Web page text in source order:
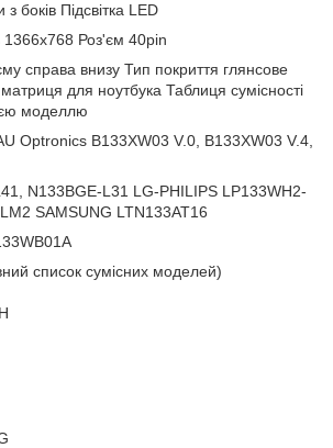
боків Підсвітка LED
1366х768 Роз'єм 40pin
справа внизу Тип покриття глянсове
для ноутбука Таблиця сумісності
моделлю
Optronics B133XW03 V.0, B133XW03 V.4,
N133BGE-L31 LG-PHILIPS LP133WH2-
SAMSUNG LTN133AT16
список сумісних моделей)